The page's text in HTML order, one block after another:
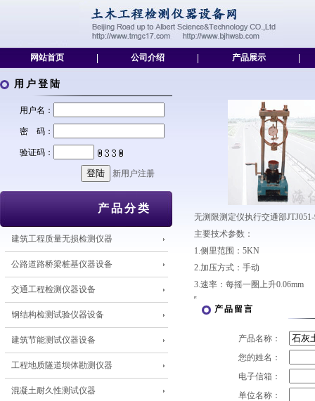
网站首页 公司介绍 产品展示
用户登陆
用户名：
密 码：
验证码：
新用户注册
产品分类
建筑工程质量无损检测仪器
公路道路桥梁桩基仪器设备
交通工程检测仪器设备
钢结构检测试验仪器设备
建筑节能测试仪器设备
工程地质隧道坝体勘测仪器
混凝土耐久性测试仪器
无测限测定仪执行交通部
主要技术参数：
1.侧里范围：5KN
2.加压方式：手动
3.速率：每摇一圈上升0.06mm
产品留言
产品名称：
您的姓名：
电子信箱：
单位名称：